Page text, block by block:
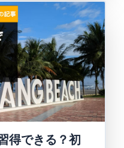
得できる？初